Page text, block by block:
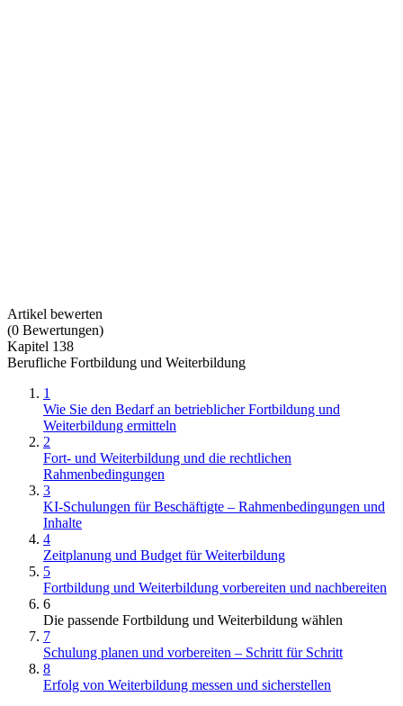
Artikel bewerten
(0 Bewertungen)
Kapitel 138
Berufliche Fortbildung und Weiterbildung
1
Wie Sie den Bedarf an betrieblicher Fortbildung und
Weiterbildung ermitteln
2
Fort- und Weiterbildung und die rechtlichen
Rahmenbedingungen
3
KI-Schulungen für Beschäftigte – Rahmenbedingungen und
Inhalte
4
Zeitplanung und Budget für Weiterbildung
5
Fortbildung und Weiterbildung vorbereiten und nachbereiten
6
Die passende Fortbildung und Weiterbildung wählen
7
Schulung planen und vorbereiten – Schritt für Schritt
8
Erfolg von Weiterbildung messen und sicherstellen